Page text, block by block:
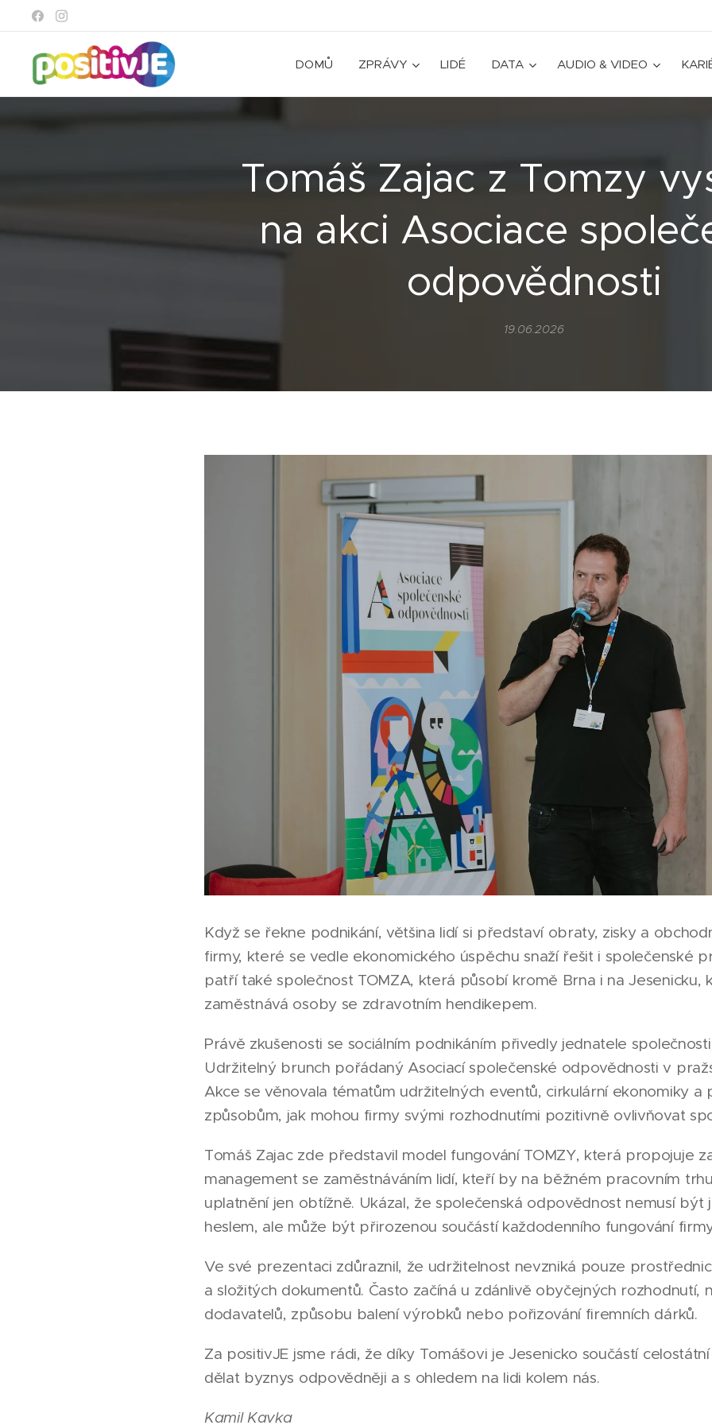
DOMŮ ZPRÁVY LIDÉ DATA AUDIO & VIDEO
Tomáš Zajac z Tomzy
na akci Asociace
odpovědnosti
19.06.2026
Když se řekne podnikání, většina lidí si představí obraty, zisky a
firmy, které se vedle ekonomického úspěchu snaží řešit i společenské
patří také společnost TOMZA, která působí kromě Brna i na Jesenicku,
zaměstnává osoby se zdravotním hendikepem.
Právě zkušenosti se sociálním podnikáním přivedly jednatele
Udržitelný brunch pořádaný Asociací společenské odpovědnosti v
Akce se věnovala tématům udržitelných eventů, cirkulární ekonomiky a
způsobům, jak mohou firmy svými rozhodnutími pozitivně ovlivňovat
Tomáš Zajac zde představil model fungování TOMZY, která propojuje
management se zaměstnáváním lidí, kteří by na běžném pracovním
uplatnění jen obtížně. Ukázal, že společenská odpovědnost nemusí být
heslem, ale může být přirozenou součástí každodenního fungování
Ve své prezentaci zdůraznil, že udržitelnost nevzniká pouze
a složitých dokumentů. Často začíná u zdánlivě obyčejných rozhodnutí,
dodavatelů, způsobu balení výrobků nebo pořizování firemních dárků.
Za positivJE jsme rádi, že díky Tomášovi je Jesenicko součástí
dělat byznys odpovědněji a s ohledem na lidi kolem nás.
Kamil Kavka